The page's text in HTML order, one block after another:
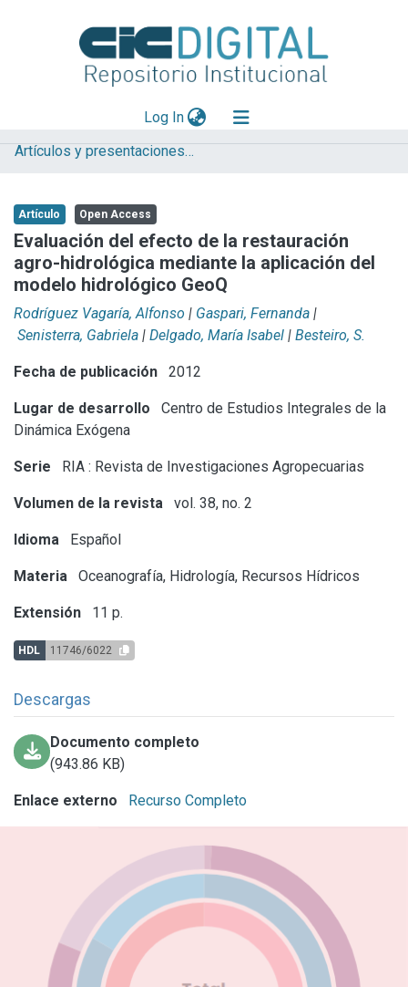
Log In(current)
Explorar
Aportar material
Statistics
Artículos y presentaciones en Congresos
Artículo Open Access
Evaluación del efecto de la restauración
agro-hidrológica mediante la aplicación del
modelo hidrológico GeoQ
Rodríguez Vagaría, Alfonso | Gaspari, Fernanda |
Senisterra, Gabriela | Delgado, María Isabel | Besteiro, S.
Fecha de publicación 2012
Lugar de desarrollo
Centro de Estudios Integrales de la
Dinámica Exógena
Serie RIA : Revista de Investigaciones Agropecuarias
Volumen de la revista vol. 38, no. 2
Idioma Español
Materia Oceanografía, Hidrología, Recursos Hídricos
Extensión 11 p.
HDL 11746/6022
Descargas
Documento completo
(943.86 KB)
Enlace externo Recurso Completo